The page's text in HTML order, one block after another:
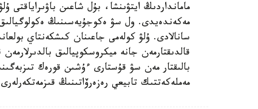
مامانداردىڭ ايتۋىنشا، بۇل شاعىن
مەكەندەيدى. ول سۋ ەكوجۇيەسىنىڭ
سانالادى. ۇلۋ كولەمى جاعىنان كىشكەنتاي
قالدىقتارمەن جانە ميكروسكوپيالىق
بالىقتار مەن سۋ قۇستارى ءۇشىن قورەك
مەملەكەتتىك تابيعي رەزەرۆاتىنىڭ